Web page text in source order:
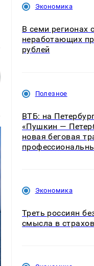
Экономика
В семи регионах
неработающих
рублей
Полезное
ВТБ: на
«Пушкин —
новая беговая
Экономика
Треть россиян
смысла в